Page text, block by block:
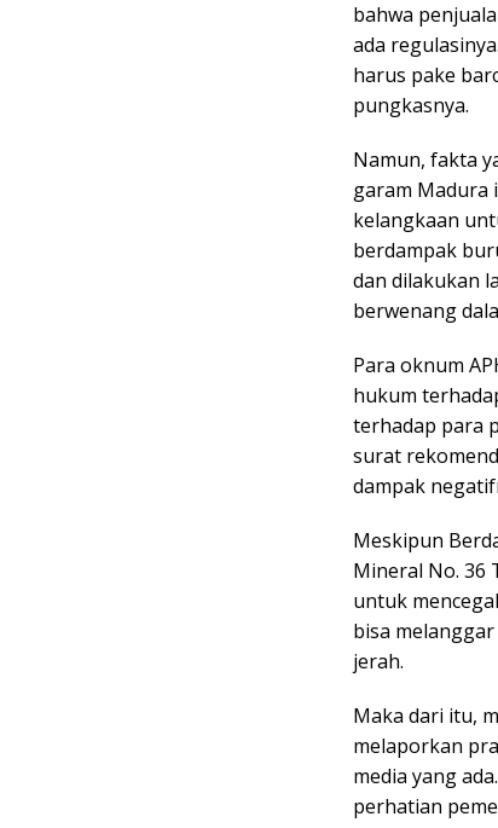
bahwa
ada
harus pake
pungkasnya.
Namun, fakta
garam Madura
kelangkaan
berdampak
dan dilakukan
berwenang
Para oknum
hukum
terhadap para
surat
dampak
Meskipun
Mineral No. 36
untuk
bisa
jerah.
Maka dari itu,
melaporkan
media yang
perhatian